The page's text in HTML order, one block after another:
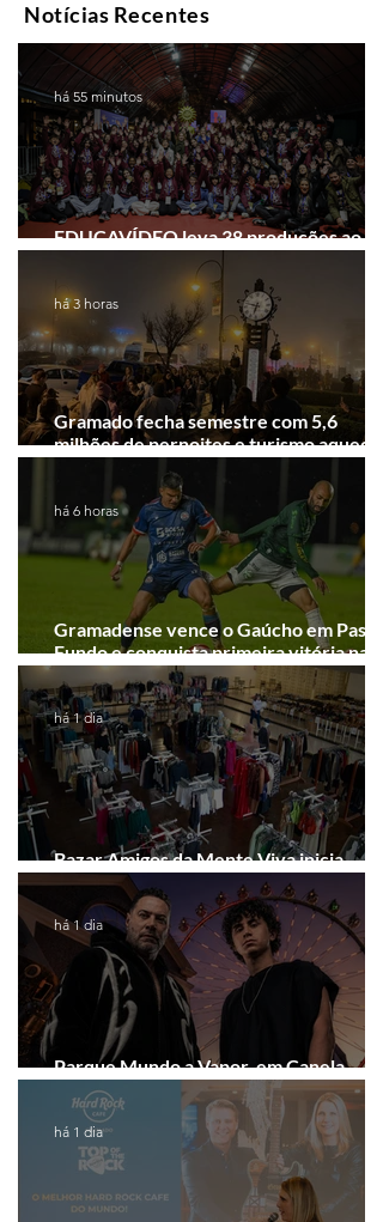
Notícias Recentes
EDUCAVÍDEO leva 38 produções ao
Festival de Cinema de Gramado
há 55 minutos
Gramado fecha semestre com 5,6
milhões de pernoites e turismo
Junho desponta!
há 3 horas
Gramadense vence o Gaúcho em Passo
Fundo e conquista primeira vitória na
Série A2
há 6 horas
Bazar Amigos da Mente Viva inicia
arrecadação em Gramado e Canela
há 1 dia
Parque Mundo a Vapor, em Canela,
recebe festival eletrônico em agosto
há 1 dia
há 1 dia